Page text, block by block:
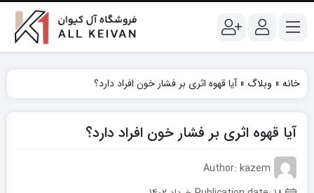
خانه » وبلاگ »آیا قهوه اثری بر فشار خون افراد دارد؟
آیا قهوه اثری بر فشار خون افراد دارد؟
Author: kazem